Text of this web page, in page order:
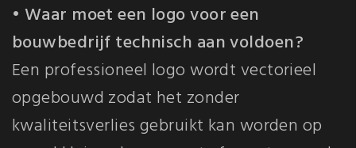
• Waar moet een logo voor een
bouwbedrijf technisch aan voldoen?
Een professioneel logo wordt vectorieel
opgebouwd zodat het zonder
kwaliteitsverlies gebruikt kan worden op